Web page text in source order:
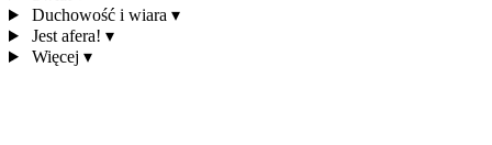
Duchowość i wiara ▾
Jest afera! ▾
Więcej ▾